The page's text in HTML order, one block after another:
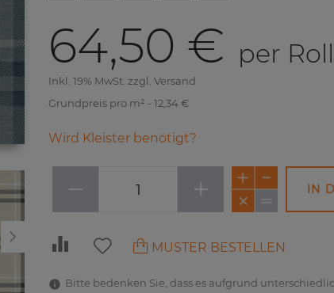
NEU
64,50 € per
Inkl. 19% MwSt. zzgl. Versand
Grundpreis pro m² - 12,34 €
Wird Kleister benötigt?
− + IN
MUSTER BESTELLEN
Bitte bedenken Sie, dass es aufgrund